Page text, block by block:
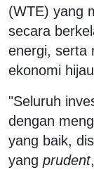
(WTE) yang
secara
energi, serta
ekonomi
"Seluruh
dengan
yang baik,
yang prudent